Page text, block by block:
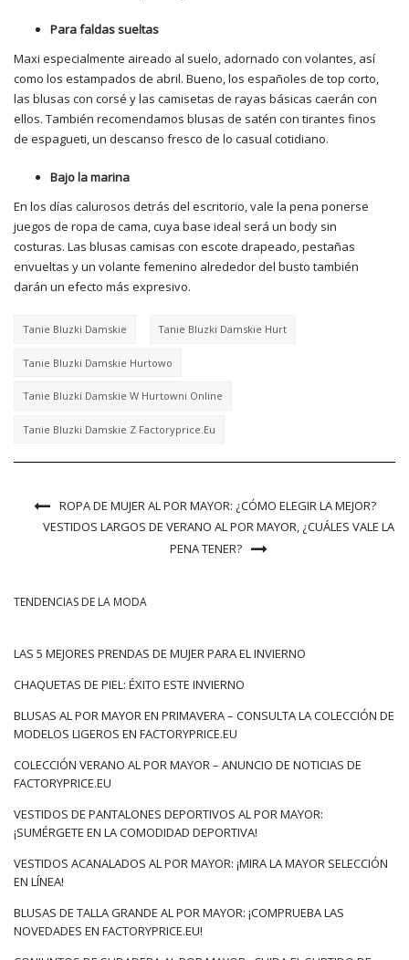
Para faldas sueltas
Maxi especialmente aireado al suelo, adornado con volantes, así
como los estampados de abril. Bueno, los españoles de top corto,
las blusas con corsé y las camisetas de rayas básicas caerán con
ellos. También recomendamos blusas de satén con tirantes finos
de espagueti, un descanso fresco de lo casual cotidiano.
Bajo la marina
En los días calurosos detrás del escritorio, vale la pena ponerse
juegos de ropa de cama, cuya base ideal será un body sin
costuras. Las blusas camisas con escote drapeado, pestañas
envueltas y un volante femenino alrededor del busto también
darán un efecto más expresivo.
Tanie Bluzki Damskie Tanie Bluzki Damskie Hurt
Tanie Bluzki Damskie Hurtowo
Tanie Bluzki Damskie W Hurtowni Online
Tanie Bluzki Damskie Z Factoryprice.eu
ROPA DE MUJER AL POR MAYOR: ¿CÓMO ELEGIR LA MEJOR?
VESTIDOS LARGOS DE VERANO AL POR MAYOR, ¿CUÁLES VALE LA
PENA TENER?
TENDENCIAS DE LA MODA
LAS 5 MEJORES PRENDAS DE MUJER PARA EL INVIERNO
CHAQUETAS DE PIEL: ÉXITO ESTE INVIERNO
BLUSAS AL POR MAYOR EN PRIMAVERA – CONSULTA LA COLECCIÓN DE
MODELOS LIGEROS EN FACTORYPRICE.EU
COLECCIÓN VERANO AL POR MAYOR – ANUNCIO DE NOTICIAS DE
FACTORYPRICE.EU
VESTIDOS DE PANTALONES DEPORTIVOS AL POR MAYOR:
¡SUMÉRGETE EN LA COMODIDAD DEPORTIVA!
VESTIDOS ACANALADOS AL POR MAYOR: ¡MIRA LA MAYOR SELECCIÓN
EN LÍNEA!
BLUSAS DE TALLA GRANDE AL POR MAYOR: ¡COMPRUEBA LAS
NOVEDADES EN FACTORYPRICE.EU!